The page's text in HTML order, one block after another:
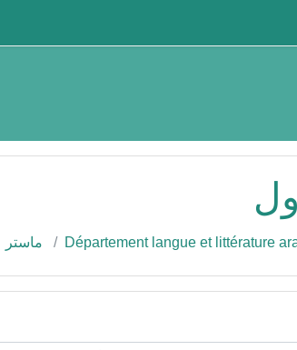
Département langue et littérature ماستر